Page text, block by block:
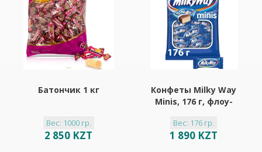
Батончик 1 кг
Вес: 1000 гр.
2 850 KZT
Конфеты Milky Way
Minis, 176 г, флоу-
Вес: 176 гр.
1 890 KZT